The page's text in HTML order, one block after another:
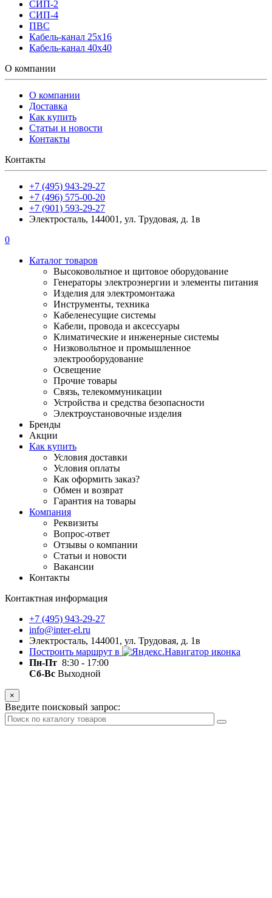
СИП-2
СИП-4
ПВС
Кабель-канал 25х16
Кабель-канал 40х40
О компании
О компании
Доставка
Как купить
Статьи и новости
Контакты
Контакты
+7 (495) 943-29-27
+7 (496) 575-00-20
+7 (901) 593-29-27
Электросталь, 144001, ул. Трудовая, д. 1в
0
Каталог товаров
Высоковольтное и щитовое оборудование
Генераторы электроэнергии и элементы питания
Изделия для электромонтажа
Инструменты, техника
Кабеленесущие системы
Кабели, провода и аксессуары
Климатические и инженерные системы
Низковольтное и промышленное
электрооборудование
Освещение
Прочие товары
Связь, телекоммуникации
Устройства и средства безопасности
Электроустановочные изделия
Бренды
Акции
Как купить
Условия доставки
Условия оплаты
Как оформить заказ?
Обмен и возврат
Гарантия на товары
Компания
Реквизиты
Вопрос-ответ
Отзывы о компании
Статьи и новости
Вакансии
Контакты
Контактная информация
+7 (495) 943-29-27
info@inter-el.ru
Электросталь, 144001, ул. Трудовая, д. 1в
Построить маршрут в
Пн-Пт 8:30 - 17:00
Сб-Вс Выходной
×
Введите поисковый запрос: